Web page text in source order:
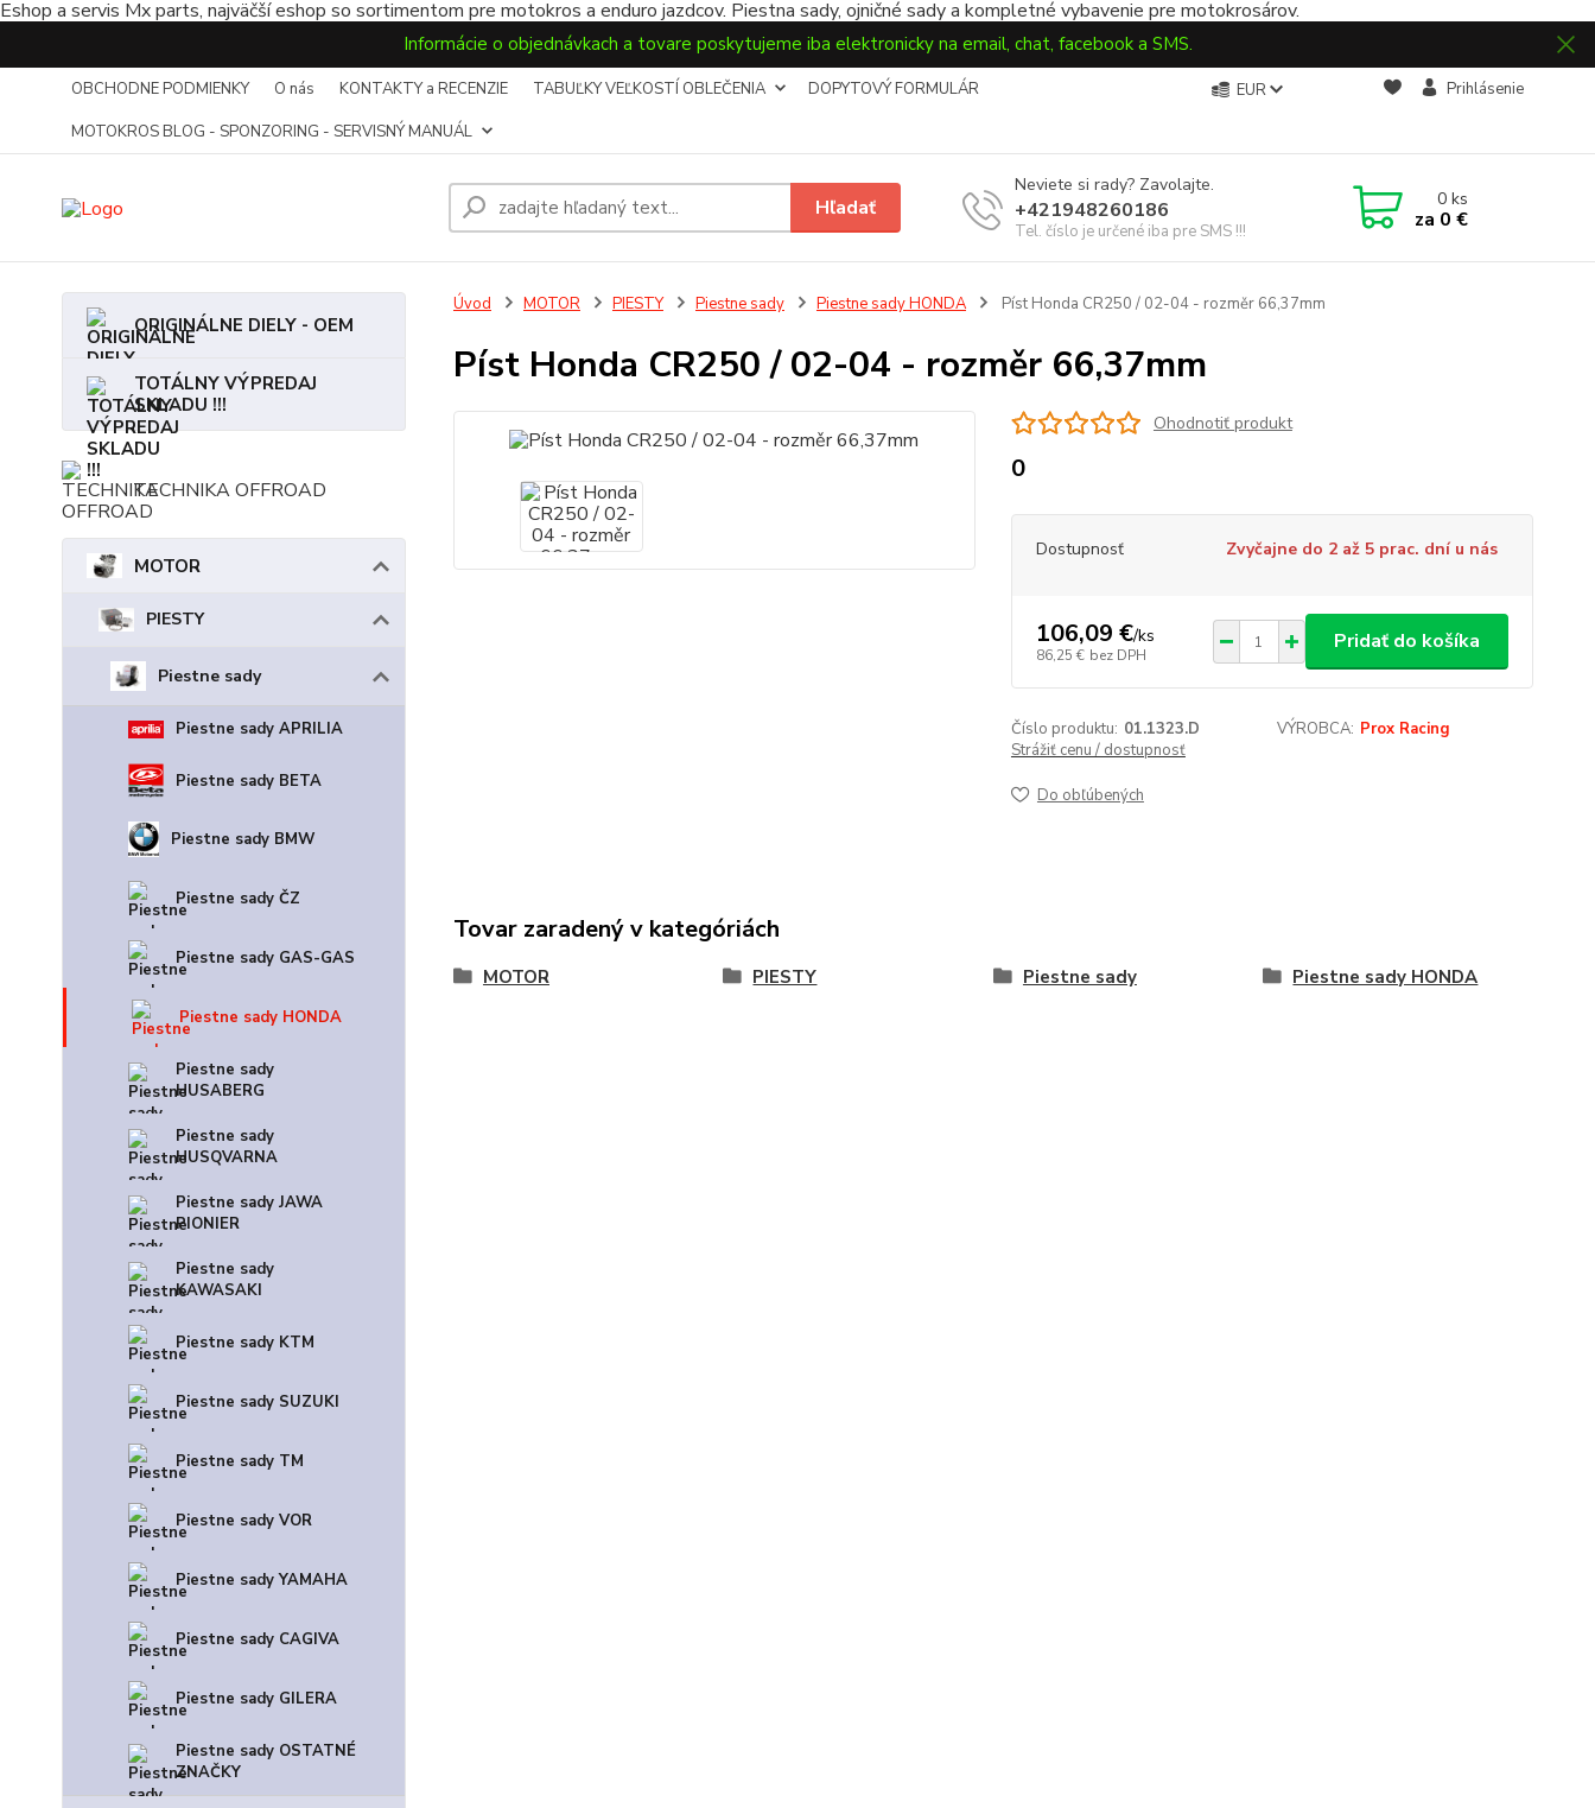
Eshop a servis Mx parts, najväčší eshop so sortimentom pre motokros a enduro jazdcov. Piestna sady, ojničné sady a kompletné vybavenie pre motokrosárov.
Informácie o objednávkach a tovare poskytujeme iba elektronicky na email, chat, facebook a SMS.
OBCHODNE PODMIENKY O nás KONTAKTY a RECENZIE TABUĽKY VEĽKOSTÍ OBLEČENIA
DOPYTOVÝ FORMULÁR
MOTOKROS BLOG - SPONZORING - SERVISNÝ MANUÁL
EUR Prihlásenie
Hľadať
Neviete si rady? Zavolajte.
+421948260186
Tel. číslo je určené iba pre SMS !!!
0ks
za 0 €
ORIGINÁLNE DIELY - OEM
TOTÁLNY VÝPREDAJ
SKLADU !!!
TECHNIKA OFFROAD
MOTOR
PIESTY
Piestne sady
Piestne sady APRILIA
Piestne sady BETA
Piestne sady BMW
Piestne sady ČZ
Piestne sady GAS-GAS
Piestne sady HONDA
Piestne sady
HUSABERG
Piestne sady
HUSQVARNA
Piestne sady JAWA
PIONIER
Piestne sady
KAWASAKI
Piestne sady KTM
Piestne sady SUZUKI
Piestne sady TM
Piestne sady VOR
Piestne sady YAMAHA
Piestne sady CAGIVA
Piestne sady GILERA
Piestne sady OSTATNÉ
ZNAČKY
Úvod MOTOR PIESTY Piestne sady Piestne sady HONDA Píst Honda CR250 / 02-04 - rozměr 66,37mm
Píst Honda CR250 / 02-04 - rozměr 66,37mm
Ohodnotiť produkt
0
Dostupnosť Zvyčajne do 2 až 5 prac. dní u nás
106,09 €/ks
86,25 € bez DPH
Pridať do košíka
Číslo produktu: 01.1323.D VÝROBCA: Prox Racing
Strážiť cenu / dostupnosť
Do obľúbených
Tovar zaradený v kategóriách
MOTOR PIESTY Piestne sady Piestne sady HONDA